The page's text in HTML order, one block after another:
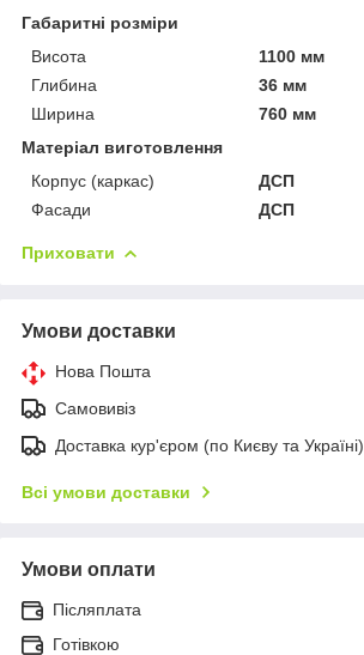
Габаритні розміри
Висота
1100 мм
Глибина
36 мм
Ширина
760 мм
Матеріал виготовлення
Корпус (каркас)
ДСП
Фасади
ДСП
Приховати
Умови доставки
Нова Пошта
Самовивіз
Доставка кур'єром (по Києву та Україні)
Всі умови доставки
Умови оплати
Післяплата
Готівкою